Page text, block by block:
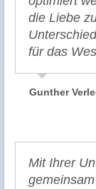
die Liebe
für das
Gunther
Mit Ihrer